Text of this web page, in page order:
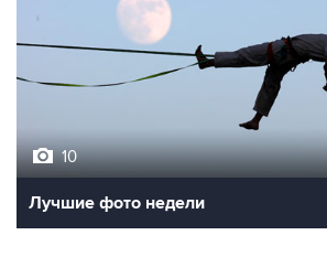
Лучшие фото недели